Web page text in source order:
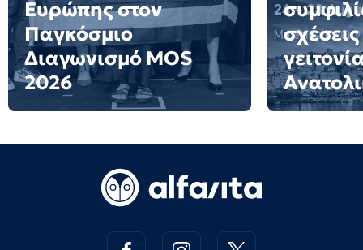
Ευρώπης στον
Παγκόσμιο
Διαγωνισμό MOS
2026